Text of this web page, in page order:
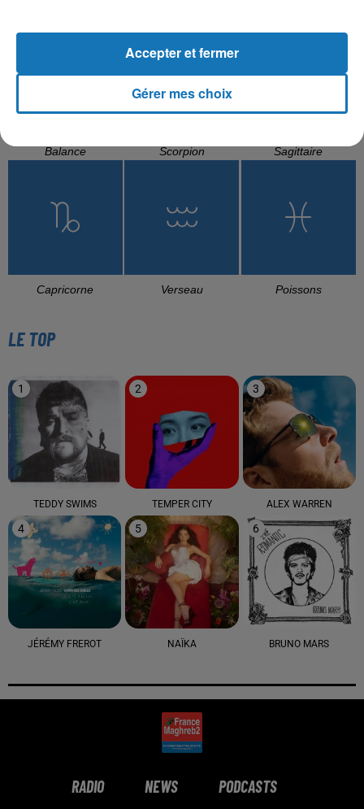
Balance Scorpion Sagittaire
Capricorne Verseau Poissons
LE TOP
1
TEDDY SWIMS
2
TEMPER CITY
3
ALEX WARREN
4
JÉRÉMY FREROT
5
NAÏKA
6
BRUNO MARS
RADIO NEWS PODCASTS
Gérer mes choix
Accepter et fermer